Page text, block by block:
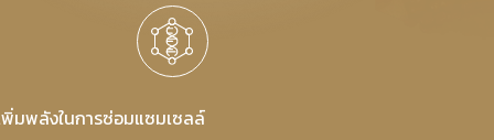
พิ่มพลังในการซ่อมแซมเซลล์